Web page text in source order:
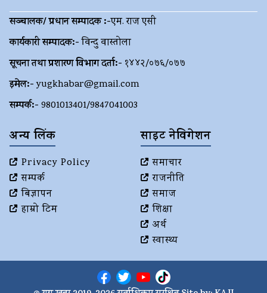
सञ्चालक/ प्रधान सम्पादक :-एम. राज एसी
कार्यकारी सम्पादक:-विन्दु वास्तोला
सूचना तथा प्रशारण विभाग दर्ता:- १४४२/०७६/०७७
इमेल:- yugkhabar@gmail.com
सम्पर्क:- 9801013401/9847041003
अन्य लिंक
Privacy Policy
सम्पर्क
बिज्ञापन
हाम्रो टिम
साइट नेविगेशन
समाचार
राजनीति
समाज
शिक्षा
अर्थ
स्वास्थ्य